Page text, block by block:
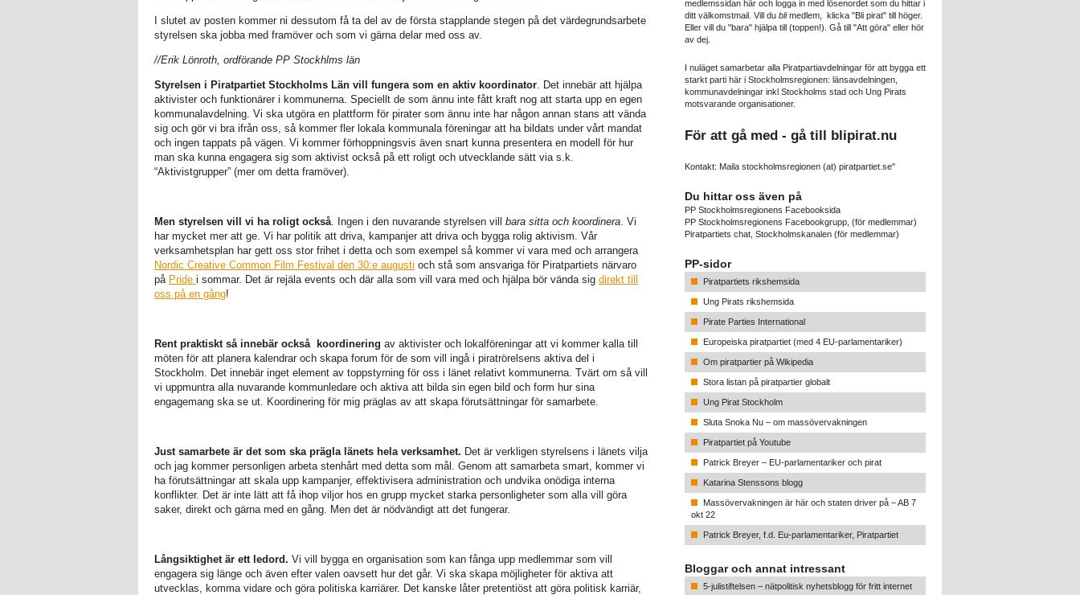
I slutet av posten kommer ni dessutom få ta del av de första stapplande stegen på det värdegrundsarbete
styrelsen ska jobba med framöver och som vi gärna delar med oss av.
//Erik Lönroth, ordförande PP Stockhlms län
Styrelsen i Piratpartiet Stockholms Län vill fungera som en aktiv koordinator. Det innebär att hjälpa
aktivister och funktionärer i kommunerna. Speciellt de som ännu inte fått kraft nog att starta upp en egen
kommunalavdelning. Vi ska utgöra en plattform för pirater som ännu inte har någon annan stans att vända
sig och gör vi bra ifrån oss, så kommer fler lokala kommunala föreningar att ha bildats under vårt mandat
och ingen tappats på vägen. Vi kommer förhoppningsvis även snart kunna presentera en modell för hur
man ska kunna engagera sig som aktivist också på ett roligt och utvecklande sätt via s.k.
“Aktivistgrupper” (mer om detta framöver).
Men styrelsen vill vi ha roligt också. Ingen i den nuvarande styrelsen vill bara sitta och koordinera. Vi
har mycket mer att ge. Vi har politik att driva, kampanjer att driva och bygga rolig aktivism. Vår
verksamhetsplan har gett oss stor frihet i detta och som exempel så kommer vi vara med och arrangera
Nordic Creative Common Film Festival den 30:e augusti och stå som ansvariga för Piratpartiets närvaro
på Pride i sommar. Det är rejäla events och där alla som vill vara med och hjälpa bör vända sig direkt till
oss på en gång!
Rent praktiskt så innebär också koordinering av aktivister och lokalföreningar att vi kommer kalla till
möten för att planera kalendrar och skapa forum för de som vill ingå i piratrörelsens aktiva del i
Stockholm. Det innebär inget element av toppstyrning för oss i länet relativt kommunerna. Tvärt om så vill
vi uppmuntra alla nuvarande kommunledare och aktiva att bilda sin egen bild och form hur sina
engagemang ska se ut. Koordinering för mig präglas av att skapa förutsättningar för samarbete.
Just samarbete är det som ska prägla länets hela verksamhet. Det är verkligen styrelsens i länets vilja
och jag kommer personligen arbeta stenhårt med detta som mål. Genom att samarbeta smart, kommer vi
ha förutsättningar att skala upp kampanjer, effektivisera administration och undvika onödiga interna
konflikter. Det är inte lätt att få ihop viljor hos en grupp mycket starka personligheter som alla vill göra
saker, direkt och gärna med en gång. Men det är nödvändigt att det fungerar.
Långsiktighet är ett ledord. Vi vill bygga en organisation som kan fånga upp medlemmar som vill
engagera sig länge och även efter valen oavsett hur det går. Vi ska skapa möjligheter för aktiva att
utvecklas, komma vidare och göra politiska karriärer. Det kanske låter pretentiöst att göra politisk karriär,
medlemssidan här och logga in med lösenordet som du hittar i
ditt välkomstmail. Vill du blimedlem, klicka "Bli pirat" till höger.
Eller vill du "bara" hjälpa till (toppen!). Gå till "Att göra" eller hör
av dej.
I nuläget samarbetar alla Piratpartiavdelningar för att bygga ett
starkt parti här i Stockholmsregionen: länsavdelningen,
kommunavdelningar inkl Stockholms stad och Ung Pirats
motsvarande organisationer.
För att gå med - gå till blipirat.nu
Kontakt: Maila stockholmsregionen (at) piratpartiet.se"
Du hittar oss även på
PP Stockholmsregionens Facebooksida
PP Stockholmsregionens Facebookgrupp , (för medlemmar)
Piratpartiets chat, Stockholmskanalen (för medlemmar)
PP-sidor
Piratpartiets rikshemsida
Ung Pirats rikshemsida
Pirate Parties International
Europeiska piratpartiet (med 4 EU-parlamentariker)
Om piratpartier på Wikipedia
Stora listan på piratpartier globalt
Ung Pirat Stockholm
Sluta Snoka Nu – om massövervakningen
Piratpartiet på Youtube
Patrick Breyer – EU-parlamentariker och pirat
Katarina Stenssons blogg
Massövervakningen är här och staten driver på – AB 7
okt 22
Patrick Breyer, f.d. Eu-parlamentariker, Piratpartiet
Bloggar och annat intressant
5-julistiftelsen – nätpolitisk nyhetsblogg för fritt internet